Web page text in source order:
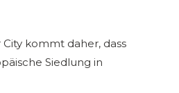
kommt daher, dass
Siedlung in